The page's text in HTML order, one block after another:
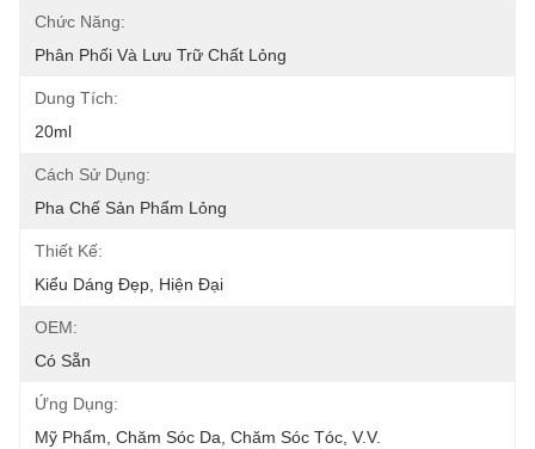
Chức Năng:
Phân Phối Và Lưu Trữ Chất Lỏng
Dung Tích:
20ml
Cách Sử Dụng:
Pha Chế Sản Phẩm Lỏng
Thiết Kế:
Kiểu Dáng Đẹp, Hiện Đại
OEM:
Có Sẵn
Ứng Dụng:
Mỹ Phẩm, Chăm Sóc Da, Chăm Sóc Tóc, V.v.